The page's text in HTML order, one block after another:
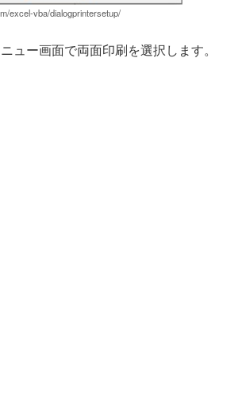
excel-vba/dialogprintersetup/
ュー画面で両面印刷を選択します。